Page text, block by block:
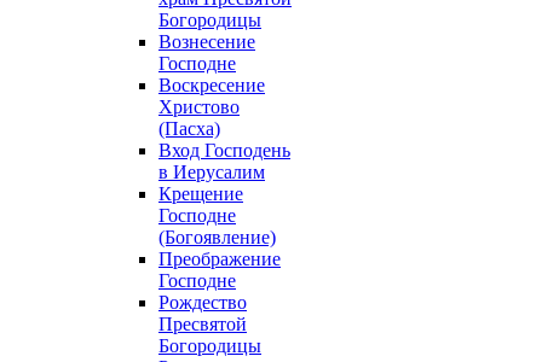
Богородицы
Вознесение
Господне
Воскресение
Христово
(Пасха)
Вход Господень
в Иерусалим
Крещение
Господне
(Богоявление)
Преображение
Господне
Рождество
Пресвятой
Богородицы